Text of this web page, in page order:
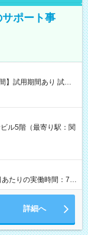
サポート事
用時と同じです。
ル5階（最寄り駅：関
たりの実働時間：7～
10時00分～18時00分
詳細へ